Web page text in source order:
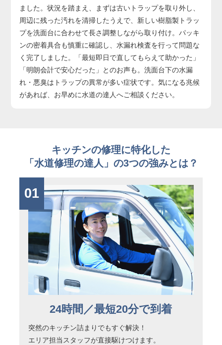
ました。状況を踏まえ、まずは古いトラップを取り外し、
周辺に残った汚れを清掃したうえで、新しい樹脂製トラッ
プを洗面台に合わせて長さ調整しながら取り付け。パッキ
ンの密着具合も慎重に確認し、水漏れ検査を行って問題な
く完了しました。「最短即日で直してもらえて助かった」
「明朗会計で安心だった」とのお声も。洗面台下の水漏
れ・悪臭はトラップの異常が多い症状です。気になる兆候
があれば、お早めに水道の達人へご相談ください。
キッチンの修理に特化した
「水道修理の達人」の3つの強みとは？
01
24時間／最短20分で到着
突然のキッチン詰まりでもすぐ解決！
エリア担当スタッフが直接駆けつけます。